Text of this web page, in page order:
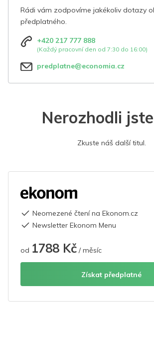
Rádi vám zodpovíme jakékoliv dotazy
předplatného.
+420 217 777 888
(Každý pracovní den od 7:30 do 16:00)
predplatne@economia.cz
Nerozhodli
Zkuste náš další titul.
Neomezené čtení na Ekonom.cz
Newsletter Ekonom Menu
od 1788 Kč / měsíc
Získat předplatné